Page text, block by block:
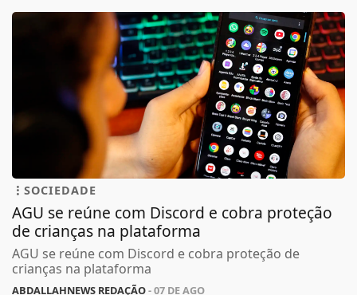
SOCIEDADE
AGU se reúne com Discord e cobra proteção
de crianças na plataforma
AGU se reúne com Discord e cobra proteção de
crianças na plataforma
ABDALLAHNEWS REDAÇÃO- 07 DE AGO